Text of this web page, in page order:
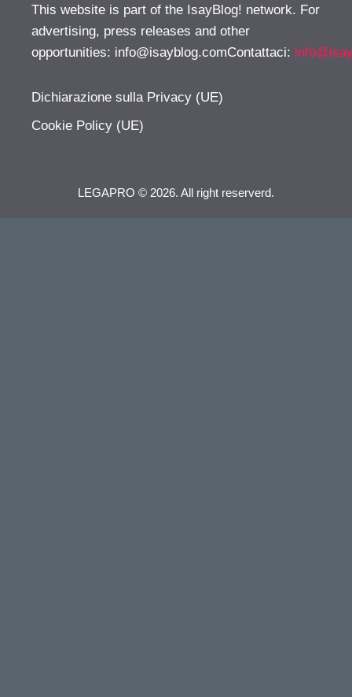
This website is part of the IsayBlog! network. For
advertising, press releases and other
opportunities: info@isayblog.comContattaci:
Dichiarazione sulla Privacy (UE)
Cookie Policy (UE)
LEGAPRO © 2026. All right reserverd.